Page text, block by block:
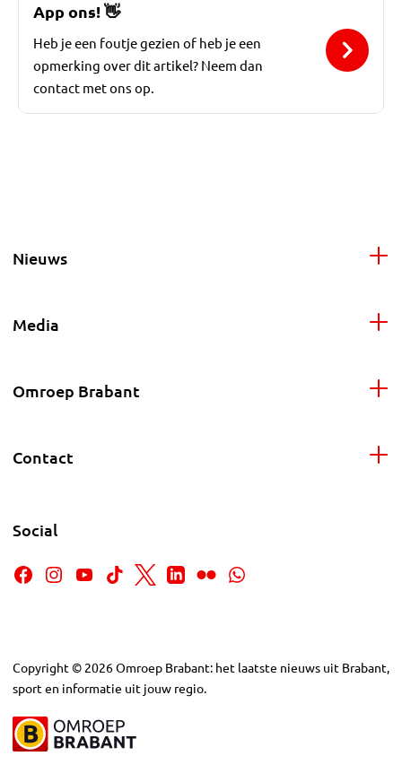
App ons!👋
Heb je een foutje gezien of heb je een
opmerking over dit artikel? Neem dan
contact met ons op.
Nieuws
Media
Omroep Brabant
Contact
Social
Copyright © 2026Omroep Brabant: het laatste nieuws uit Brabant,
sport en informatie uit jouw regio.